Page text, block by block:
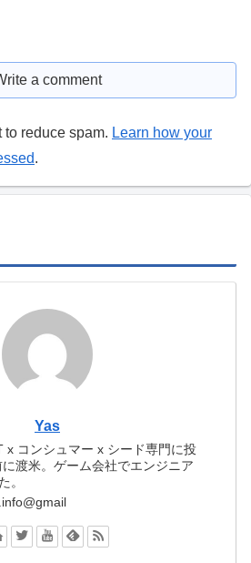
a comment
reduce spam. Learn how your
.
Yas
x コンシュマー x シード専門に投
渡米。ゲーム会社でエンジニア
。